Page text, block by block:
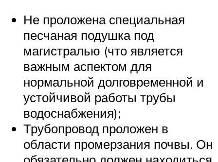
Не проложена специальная
песчаная подушка под
магистралью (что является
важным аспектом для
нормальной долговременной и
устойчивой работы трубы
водоснабжения);
Трубопровод проложен в
области промерзания почвы. Он